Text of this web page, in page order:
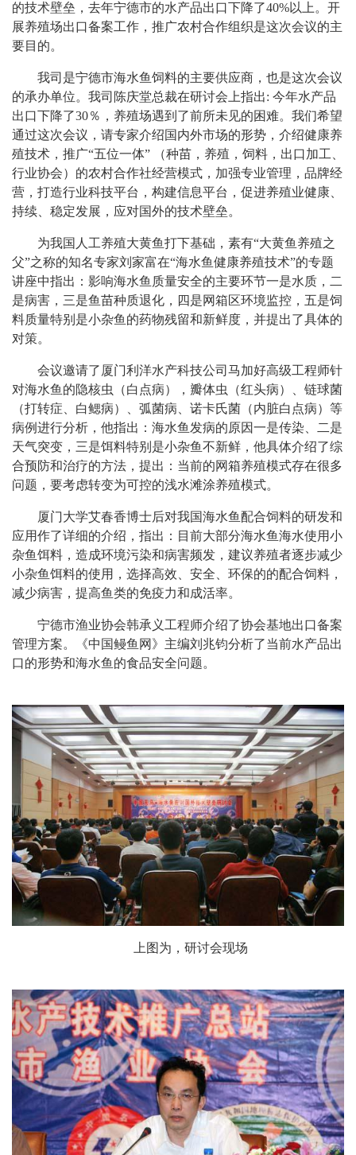
的技术壁垒，去年宁德市的水产品出口下降了40%以上。开
展养殖场出口备案工作，推广农村合作组织是这次会议的主
要目的。
我司是宁德市海水鱼饲料的主要供应商，也是这次会议
的承办单位。我司陈庆堂总裁在研讨会上指出: 今年水产品
出口下降了30％，养殖场遇到了前所未见的困难。我们希望
通过这次会议，请专家介绍国内外市场的形势，介绍健康养
殖技术，推广“五位一体”
（种苗，养殖，饲料，出口加工、
行业协会）的农村合作社经营模式，加强专业管理，品牌经
营，打造行业科技平台，构建信息平台，促进养殖业健康、
持续、稳定发展，应对国外的技术壁垒。
为我国人工养殖大黄鱼打下基础，素有“大黄鱼养殖之
父”之称的知名专家刘家富在“海水鱼健康养殖技术”的专题
讲座中指出：影响海水鱼质量安全的主要环节一是水质，二
是病害，三是鱼苗种质退化，四是网箱区环境监控，五是饲
料质量特别是小杂鱼的药物残留和新鲜度，并提出了具体的
对策。
会议邀请了厦门利洋水产科技公司马加好高级工程师针
对海水鱼的隐核虫（白点病），瓣体虫（红头病）、链球菌
（打转症、白鳃病）、弧菌病、诺卡氏菌（内脏白点病）等
病例进行分析，他指出：海水鱼发病的原因一是传染、二是
天气突变，三是饵料特别是小杂鱼不新鲜，他具体介绍了综
合预防和治疗的方法，提出：当前的网箱养殖模式存在很多
问题，要考虑转变为可控的浅水滩涂养殖模式。
厦门大学艾春香博士后对我国海水鱼配合饲料的研发和
应用作了详细的介绍，指出：目前大部分海水鱼海水使用小
杂鱼饵料，造成环境污染和病害频发，建议养殖者逐步减少
小杂鱼饵料的使用，选择高效、安全、环保的的配合饲料，
减少病害，提高鱼类的免疫力和成活率。
宁德市渔业协会韩承义工程师介绍了协会基地出口备案
管理方案。《中国鳗鱼网》主编刘兆钧分析了当前水产品出
口的形势和海水鱼的食品安全问题。
上图为，研讨会现场